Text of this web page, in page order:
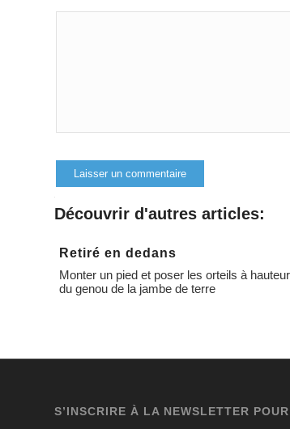
Découvrir d'autres articles:
Retiré en dedans
Monter un pied et poser les orteils à hauteur
du genou de la jambe de terre
S’INSCRIRE À LA NEWSLETTER